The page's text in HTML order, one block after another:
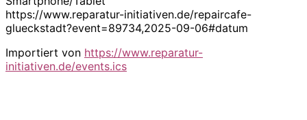
https://www.reparatur-initiativen.de/repaircafe-
glueckstadt?event=89734,2025-09-06#datum
Importiert von https://www.reparatur-
initiativen.de/events.ics